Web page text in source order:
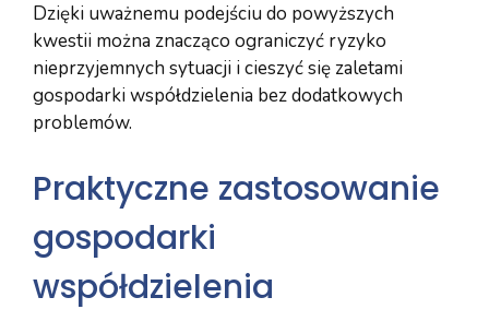
Dzięki uważnemu podejściu do powyższych
kwestii można znacząco ograniczyć ryzyko
nieprzyjemnych sytuacji i cieszyć się zaletami
gospodarki współdzielenia bez dodatkowych
problemów.
Praktyczne zastosowanie
gospodarki
współdzielenia